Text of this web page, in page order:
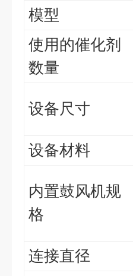
模型
使用的催化剂
数量
设备尺寸
设备材料
内置鼓风机规
格
连接直径